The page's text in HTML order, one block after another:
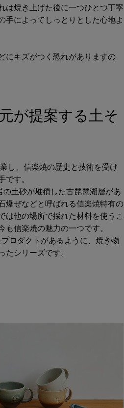
は焼き上げた後に一つひとつ丁寧
手によってしっとりとした心地よ
にキズがつく恐れがありますの
が提案する土そ
し、信楽焼の歴史と技術を受け
です。
土砂が堆積した古琵琶湖層があ
爆ぜなどと呼ばれる信楽焼特有の
は他の場所で採れた材料を使うこ
信楽焼の魅力の一つです。
ロダクトがあるように、焼き物
たシリーズです。